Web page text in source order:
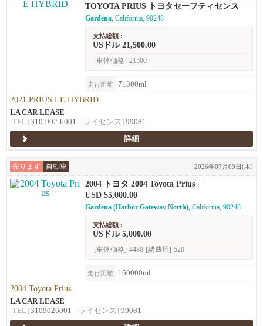
TOYOTA PRIUS トヨタセーフティセンス
Gardena, California, 90248
支払総額 :
USドル 21,500.00
[車体価格] 21500
走行距離 71300ml
2021 PRIUS LE HYBRID
LA CAR LEASE
[TEL] 310-902-6001 [ライセンス] 99081
詳細
売ります 自動車 2026年07月09日(木)
2004 トヨタ 2004 Toyota Prius
USD $5,000.00
Gardena (Harbor Gateway North), California, 90248
支払総額 :
USドル 5,000.00
[車体価格] 4480 [諸費用] 520
走行距離 160000ml
2004 Toyota Prius
LA CAR LEASE
[TEL] 3109026001 [ライセンス] 99081